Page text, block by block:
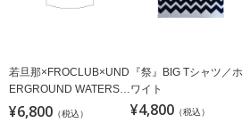
若旦那×FROCLUB×UND
ERGROUND WATERS
地下水RAGLAN
¥6,800 （税込）
『祭』BIG Tシャツ／ホ
ワイト
¥4,800 （税込）